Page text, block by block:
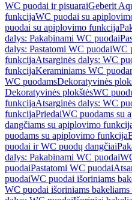
WC puodai ir pisuaraiGeberit
funkcijaWC puodai su
puodai su apiplovimo funkcija
dalys: Pakabinami WC puodai
dalys: Pastatomi WC puodaiWC
funkcijaAtsarginės dalys: WC
funkcijaKeraminiams WC
WC puodamsDekoratyvinės
Dekoratyvinės plokštėsWC
funkcijaAtsarginės dalys: WC
funkcijaPriedaiWC puodams su
dangčiams su apiplovimo
puodams su apiplovimo funkcija
puodai ir WC puodų dangčiai
dalys: Pakabinami WC puodai
puodaiPastatomi WC puodai
puodaiWC puodai išoriniams
WC puodai išoriniams bakeliams